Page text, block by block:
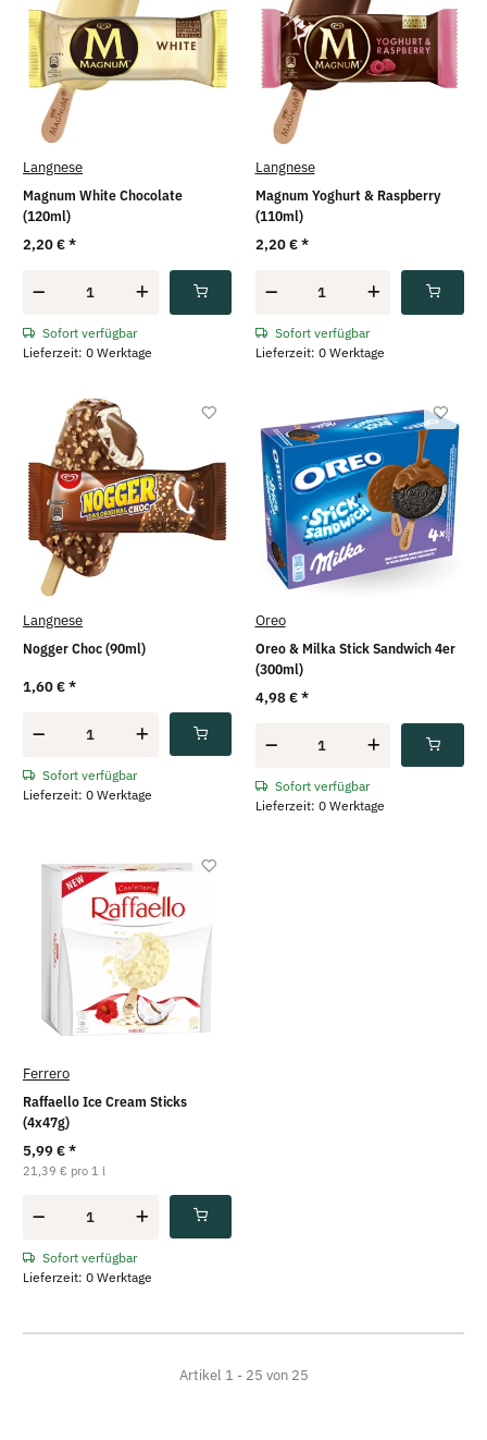
Langnese
Magnum White Chocolate
(120ml)
2,20 €*
Sofort verfügbar
Lieferzeit: 0 Werktage
Langnese
Magnum Yoghurt & Raspberry
(110ml)
2,20 €*
Sofort verfügbar
Lieferzeit: 0 Werktage
Langnese
Nogger Choc (90ml)
1,60 €*
Sofort verfügbar
Lieferzeit: 0 Werktage
Oreo
Oreo & Milka Stick Sandwich 4er
(300ml)
4,98 €*
Sofort verfügbar
Lieferzeit: 0 Werktage
Ferrero
Raffaello Ice Cream Sticks
(4x47g)
5,99 €*
21,39 € pro 1 l
Sofort verfügbar
Lieferzeit: 0 Werktage
Artikel 1 - 25 von 25